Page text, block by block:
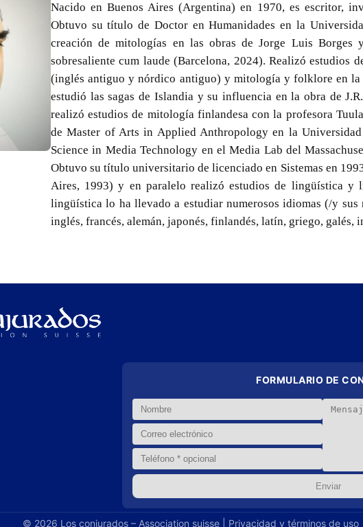
Nacido en Buenos Aires (Argentina) en 1970, es escritor,
Obtuvo su título de Doctor en Humanidades en la
creación de mitologías en las obras de Jorge Luis Borges
sobresaliente cum laude (Barcelona, 2024). Realizó estudios
(inglés antiguo y nórdico antiguo) y mitología y folklore en la
estudió las sagas de Islandia y su influencia en la obra de
realizó estudios de mitología finlandesa con la profesora
de Master of Arts in Applied Anthropology en la
Science in Media Technology en el Media Lab del
Obtuvo su título universitario de licenciado en Sistemas en
Aires, 1993) y en paralelo realizó estudios de lingüística y
lingüística lo ha llevado a estudiar numerosos idiomas (/y sus
inglés, francés, alemán, japonés, finlandés, latín, griego, galés,
FORMULARIO DE
© 2026 Los conjurados – Association suisse | Privacidad y términos de uso